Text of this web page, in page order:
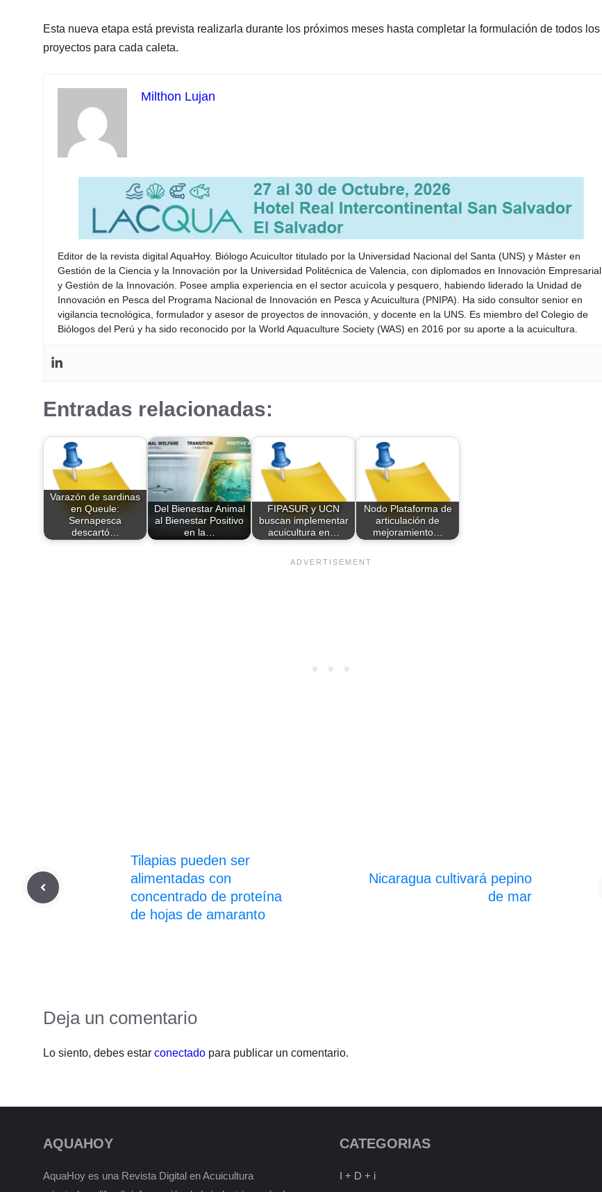
Esta nueva etapa está prevista realizarla durante los próximos meses hasta completar la formulación de todos los
proyectos para cada caleta.
Milthon Lujan
Editor de la revista digital AquaHoy. Biólogo Acuicultor titulado por la Universidad Nacional del Santa (UNS) y Máster en
Gestión de la Ciencia y la Innovación por la Universidad Politécnica de Valencia, con diplomados en Innovación Empresarial
y Gestión de la Innovación. Posee amplia experiencia en el sector acuícola y pesquero, habiendo liderado la Unidad de
Innovación en Pesca del Programa Nacional de Innovación en Pesca y Acuicultura (PNIPA). Ha sido consultor senior en
vigilancia tecnológica, formulador y asesor de proyectos de innovación, y docente en la UNS. Es miembro del Colegio de
Biólogos del Perú y ha sido reconocido por la World Aquaculture Society (WAS) en 2016 por su aporte a la acuicultura.
Entradas relacionadas:
Varazón de sardinas
en Queule:
Sernapesca
descartó…
Del Bienestar Animal
al Bienestar Positivo
en la…
FIPASUR y UCN
buscan implementar
acuicultura en…
Nodo Plataforma de
articulación de
mejoramiento…
Tilapias pueden ser
alimentadas con
concentrado de proteína
de hojas de amaranto
Nicaragua cultivará pepino
de mar
Deja un comentario
Lo siento, debes estar conectado para publicar un comentario.
AQUAHOY
AquaHoy es una Revista Digital en Acuicultura
CATEGORIAS
I + D + i